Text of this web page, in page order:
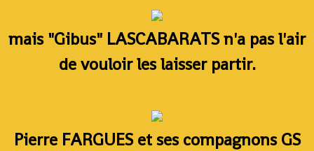
mais "Gibus" LASCABARATS n'a pas l'air
de vouloir les laisser partir.
Pierre FARGUES et ses compagnons GS